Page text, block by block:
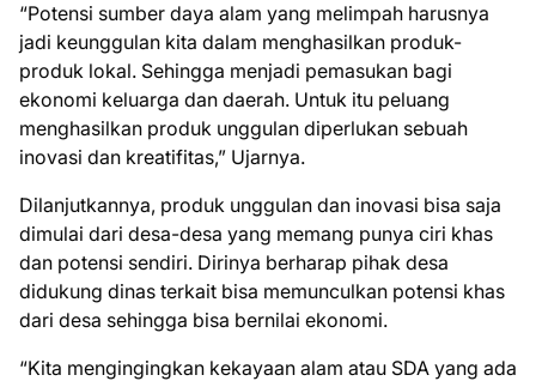
“Potensi sumber daya alam yang melimpah harusnya
jadi keunggulan kita dalam menghasilkan produk-
produk lokal. Sehingga menjadi pemasukan bagi
ekonomi keluarga dan daerah. Untuk itu peluang
menghasilkan produk unggulan diperlukan sebuah
inovasi dan kreatifitas,” Ujarnya.
Dilanjutkannya, produk unggulan dan inovasi bisa saja
dimulai dari desa-desa yang memang punya ciri khas
dan potensi sendiri. Dirinya berharap pihak desa
didukung dinas terkait bisa memunculkan potensi khas
dari desa sehingga bisa bernilai ekonomi.
“Kita mengingingkan kekayaan alam atau SDA yang ada